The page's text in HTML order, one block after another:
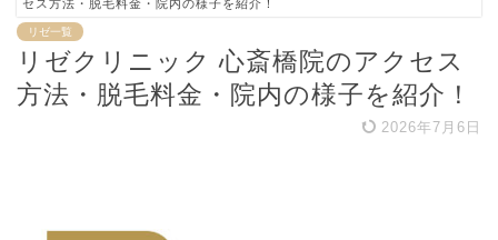
セス方法・脱毛料金・院内の様子を紹介！
リゼ一覧
リゼクリニック 心斎橋院のアクセス
方法・脱毛料金・院内の様子を紹介！
2026年7月6日